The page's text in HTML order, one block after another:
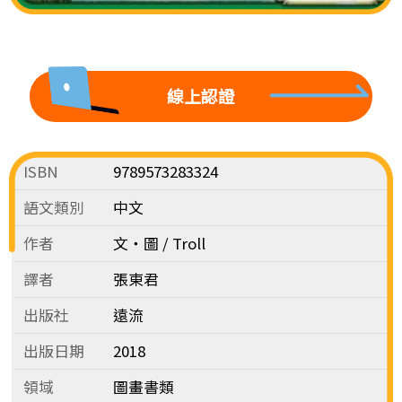
線上認證
ISBN
9789573283324
語文類別
中文
作者
文‧圖 / Troll
譯者
張東君
出版社
遠流
出版日期
2018
領域
圖畫書類